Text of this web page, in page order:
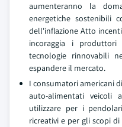
aumenteranno la
energetiche sostenibili
dell'inflazione Atto
incoraggia i
tecnologie rinnovabili
espandere il mercato.
I consumatori americani
auto-alimentati veicoli
utilizzare per i
ricreativi e per gli scopi